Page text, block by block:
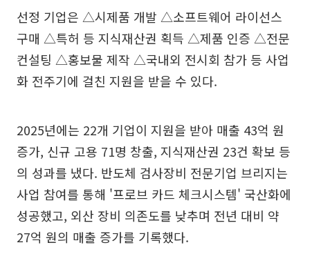
선정 기업은 △시제품 개발 △소프트웨어 라이선스
구매 △특허 등 지식재산권 획득 △제품 인증 △전문
컨설팅 △홍보물 제작 △국내외 전시회 참가 등 사업
화 전주기에 걸친 지원을 받을 수 있다.
2025년에는 22개 기업이 지원을 받아 매출 43억 원
증가, 신규 고용 71명 창출, 지식재산권 23건 확보 등
의 성과를 냈다. 반도체 검사장비 전문기업 브리지는
사업 참여를 통해 '프로브 카드 체크시스템' 국산화에
성공했고, 외산 장비 의존도를 낮추며 전년 대비 약
27억 원의 매출 증가를 기록했다.